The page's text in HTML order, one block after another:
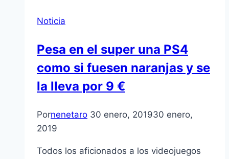
Noticia
Pesa en el super una PS4
como si fuesen naranjas y se
la lleva por 9 €
Pornenetaro 30 enero, 201930 enero,
2019
Todos los aficionados a los videojuegos